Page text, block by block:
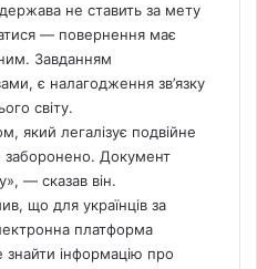
не ставить за мету
— повернення має
Завданням
є налагодження зв’язку
світу.
який легалізує подвійне
заборонено. Документ
— сказав він.
що для українців за
платформа
інформацію про